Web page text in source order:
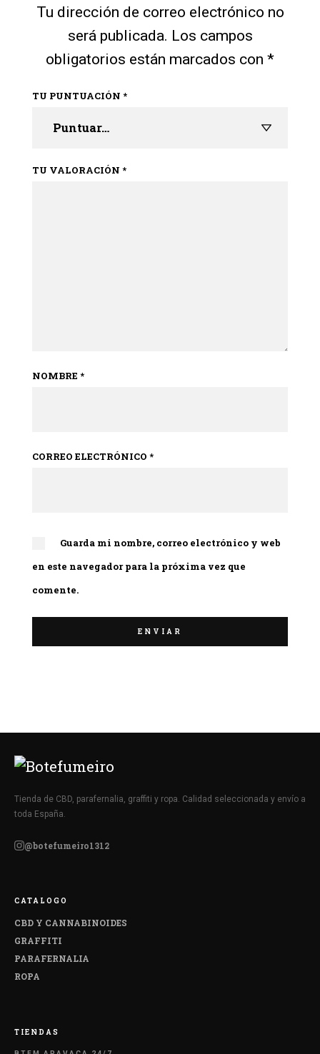
Tu dirección de correo electrónico no
será publicada. Los campos
obligatorios están marcados con *
TU PUNTUACIÓN *
TU VALORACIÓN *
NOMBRE *
CORREO ELECTRÓNICO *
Guarda mi nombre, correo electrónico y web
en este navegador para la próxima vez que
comente.
Tienda de CBD, parafernalia, graffiti y ropa. Calidad seleccionada y envío a
toda España.
@botefumeiro1312
CATALOGO
CBD Y CANNABINOIDES
GRAFFITI
PARAFERNALIA
ROPA
TIENDAS